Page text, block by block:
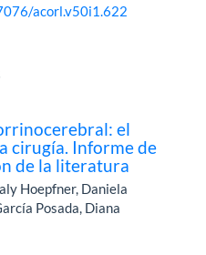
acorl.v50i1.622
el
cirugía. Informe de
de la literatura
Hoepfner, Daniela
Posada, Diana